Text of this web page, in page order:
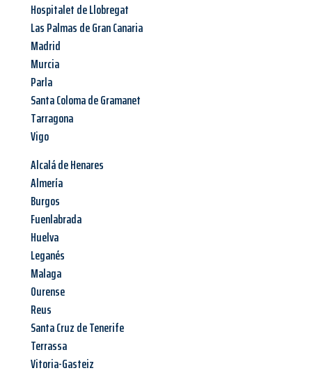
Hospitalet de Llobregat
Las Palmas de Gran Canaria
Madrid
Murcia
Parla
Santa Coloma de Gramanet
Tarragona
Vigo
Alcalá de Henares
Almería
Burgos
Fuenlabrada
Huelva
Leganés
Malaga
Ourense
Reus
Santa Cruz de Tenerife
Terrassa
Vitoria-Gasteiz